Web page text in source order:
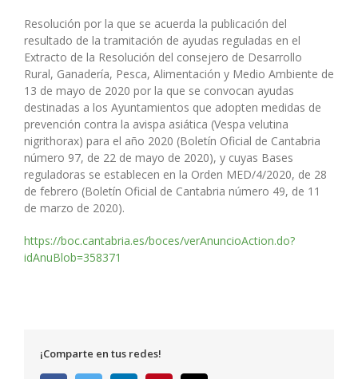
Resolución por la que se acuerda la publicación del
resultado de la tramitación de ayudas reguladas en el
Extracto de la Resolución del consejero de Desarrollo
Rural, Ganadería, Pesca, Alimentación y Medio Ambiente de
13 de mayo de 2020 por la que se convocan ayudas
destinadas a los Ayuntamientos que adopten medidas de
prevención contra la avispa asiática (Vespa velutina
nigrithorax) para el año 2020 (Boletín Oficial de Cantabria
número 97, de 22 de mayo de 2020), y cuyas Bases
reguladoras se establecen en la Orden MED/4/2020, de 28
de febrero (Boletín Oficial de Cantabria número 49, de 11
de marzo de 2020).
https://boc.cantabria.es/boces/verAnuncioAction.do?
idAnuBlob=358371
¡Comparte en tus redes!